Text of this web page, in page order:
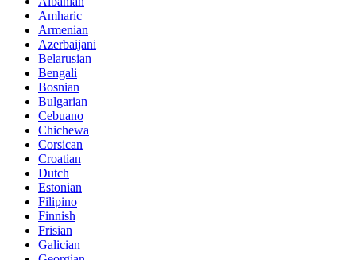
Amharic
Armenian
Azerbaijani
Belarusian
Bengali
Bosnian
Bulgarian
Cebuano
Chichewa
Corsican
Croatian
Dutch
Estonian
Filipino
Finnish
Frisian
Galician